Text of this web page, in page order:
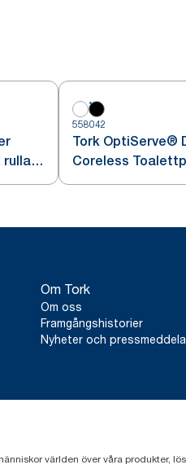
558042
Tork OptiServe®
Coreless
Svart T7
Om Tork
Om oss
Framgångshistorier
Nyheter och
världen över våra produkter,